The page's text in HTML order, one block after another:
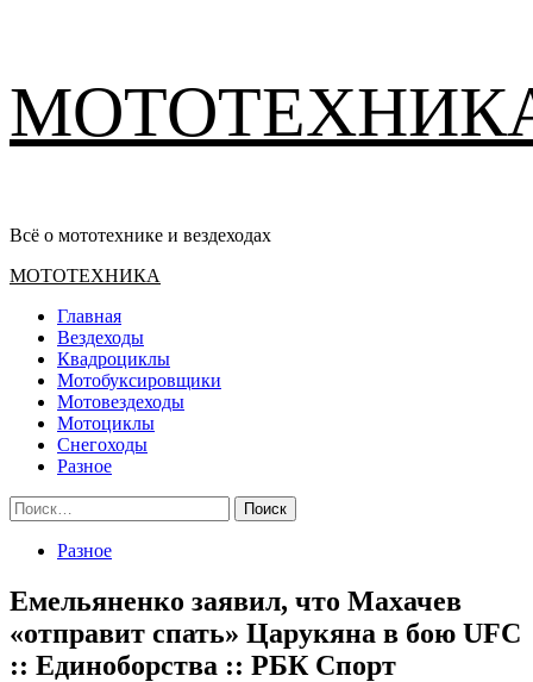
содержимому
Всё о мототехнике и вездеходах
Основное
МОТОТЕХНИКА
Главная
Вездеходы
Квадроциклы
Мотобуксировщики
Мотовездеходы
Мотоциклы
Снегоходы
Разное
Найти:
Разное
Емельяненко заявил, что Махачев
«отправит спать» Царукяна в бою UFC
:: Единоборства :: РБК Спорт